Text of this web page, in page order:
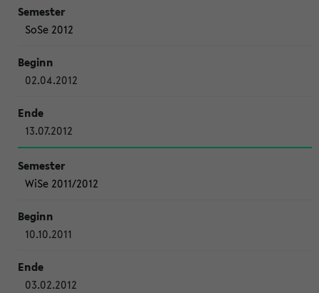
SoSe 2012
02.04.2012
13.07.2012
WiSe 2011/2012
10.10.2011
03.02.2012